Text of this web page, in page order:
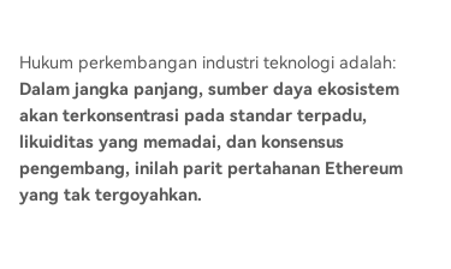
Hukum perkembangan industri teknologi adalah:
Dalam jangka panjang, sumber daya ekosistem
akan terkonsentrasi pada standar terpadu,
likuiditas yang memadai, dan konsensus
pengembang, inilah parit pertahanan Ethereum
yang tak tergoyahkan.